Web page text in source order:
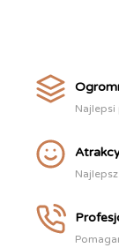
Najlepsi